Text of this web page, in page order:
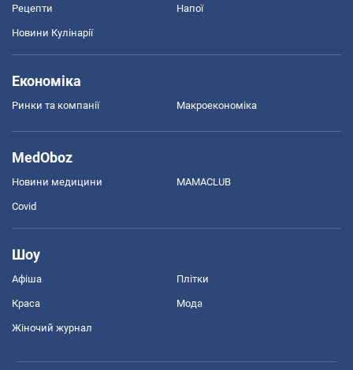
Рецепти Напої
Новини Кулінарії
Економіка
Ринки та компанії Макроекономіка
MedOboz
Новини медицини MAMACLUB
Covid
Шоу
Афіша Плітки
Краса Мода
Жіночий журнал